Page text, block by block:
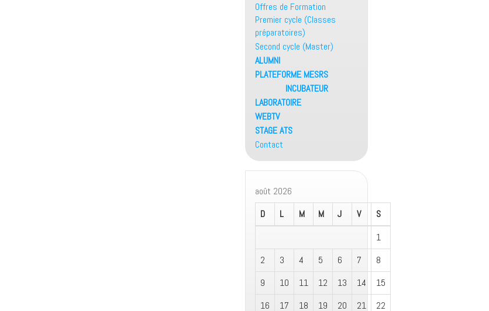
Offres de Formation
Premier cycle (Classes
préparatoires)
Second cycle (Master)
ALUMNI
PLATEFORME MESRS
INCUBATEUR
LABORATOIRE
WEBTV
STAGE ATS
Contact
août 2026
D
L M M J V
S
1
2
3 4 5 6 7
8
9
10 11 12 13 14
15
16
17 18 19 20 21
22